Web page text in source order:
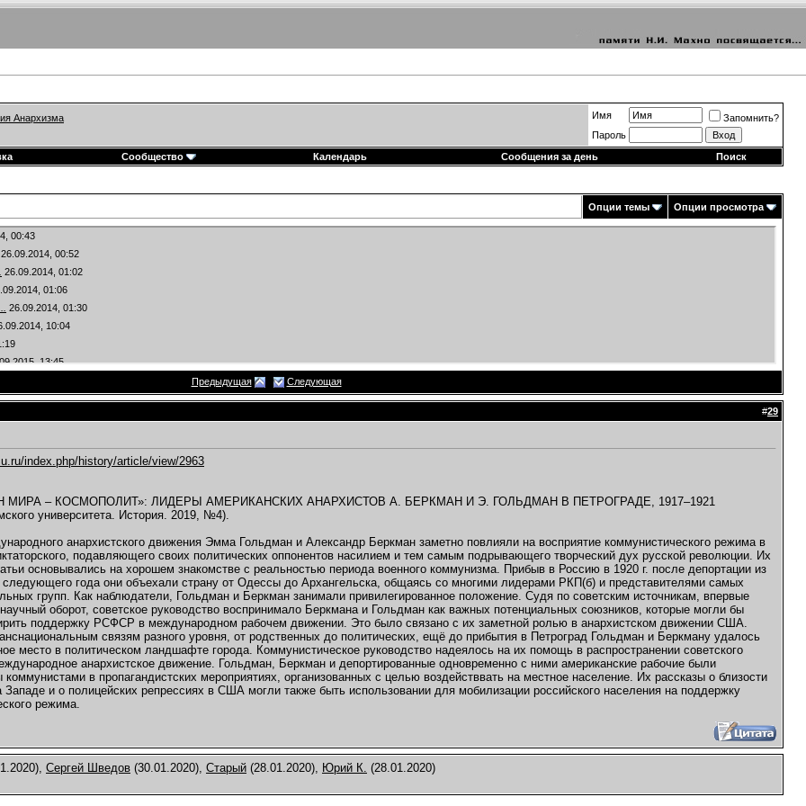
Анархизма Имя
Запомнить?
Пароль
Сообщество Календарь Сообщения за день Поиск
Опции темы Опции просмотра
00:43
26.09.2014, 00:52
26.09.2014, 01:02
01:06
26.09.2014, 01:30
10:04
13:45
14:04
00:03
06.07.2017,08:17
18.08.2017,20:32
31.08.2019,
23:55
22:32
17:50
18:27
09:24
00:13
14:15
21:02
Предыдущая Следующая
#29
index.php/history/article/view/2963
МИРА – КОСМОПОЛИТ»: ЛИДЕРЫ АМЕРИКАНСКИХ АНАРХИСТОВ А. БЕРКМАН И Э. ГОЛЬДМАН В ПЕТРОГРАДЕ, 1917–1921
университета. История. 2019, №4).
анархистского движения Эмма Гольдман и Александр Беркман заметно повлияли на восприятие коммунистического режима в
подавляющего своих политических оппонентов насилием и тем самым подрывающего творческий дух русской революции. Их
основывались на хорошем знакомстве с реальностью периода военного коммунизма. Прибыв в Россию в 1920 г. после депортации из
года они объехали страну от Одессы до Архангельска, общаясь со многими лидерами РКП(б) и представителями самых
групп. Как наблюдатели, Гольдман и Беркман занимали привилегированное положение. Судя по советским источникам, впервые
оборот, советское руководство воспринимало Беркмана и Гольдман как важных потенциальных союзников, которые могли бы
поддержку РСФСР в международном рабочем движении. Это было связано с их заметной ролью в анархистском движении США.
связям разного уровня, от родственных до политических, ещё до прибытия в Петроград Гольдман и Беркману удалось
место в политическом ландшафте города. Коммунистическое руководство надеялось на их помощь в распространении советского
анархистское движение. Гольдман, Беркман и депортированные одновременно с ними американские рабочие были
коммунистами в пропагандистских мероприятиях, организованных с целью воздействвать на местное население. Их рассказы о близости
и о полицейских репрессиях в США могли также быть использовании для мобилизации российского населения на поддержку
режима.
Сергей Шведов (30.01.2020), Старый (28.01.2020), Юрий К. (28.01.2020)